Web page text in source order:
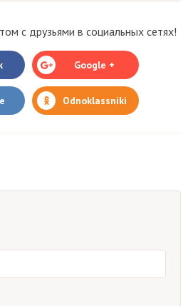
с друзьями в социальных сетях!
Google +
Odnoklassniki